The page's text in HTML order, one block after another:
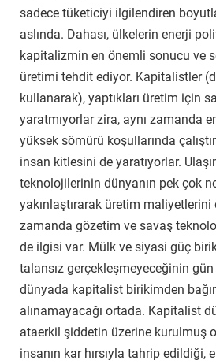
sadece tüketiciyi ilgilendiren
aslında. Dahası, ülkelerin enerji
kapitalizmin en önemli sonucu ve
üretimi tehdit ediyor. Kapitalistler
kullanarak), yaptıkları üretim için
yaratmıyorlar zira, aynı zamanda
yüksek sömürü koşullarında
insan kitlesini de yaratıyorlar.
teknolojilerinin dünyanın pek çok
yakınlaştırarak üretim maliyetlerini
zamanda gözetim ve savaş
de ilgisi var. Mülk ve siyasi güç
talansız gerçekleşmeyeceğinin
dünyada kapitalist birikimden
alınamayacağı ortada. Kapitalist
ataerkil şiddetin üzerine kurulmuş
insanın kar hırsıyla tahrip edildiği,